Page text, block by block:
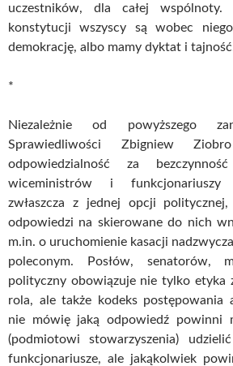
uczestników, dla całej
konstytucji wszyscy są wobec
demokrację, albo mamy dyktat i
*
Niezależnie od powyższego
Sprawiedliwości Zbigniew
odpowiedzialność za
wiceministrów i funkcjonariuszy
zwłaszcza z jednej opcji
odpowiedzi na skierowane do nich
m.in. o uruchomienie kasacji
poleconym. Posłów, senatorów,
polityczny obowiązuje nie tylko etyka
rola, ale także kodeks postępowania
nie mówię jaką odpowiedź powinni
(podmiotowi stowarzyszenia)
funkcjonariusze, ale jakąkolwiek